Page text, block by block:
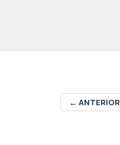
← ANTERIOR